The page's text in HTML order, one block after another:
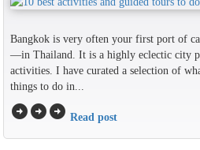
Bangkok is very often your first port of
—in Thailand. It is a highly eclectic city
activities. I have curated a selection of
things to do in...
arrow_circle_rightarrow_circle_rightarrow_circle_right Read post